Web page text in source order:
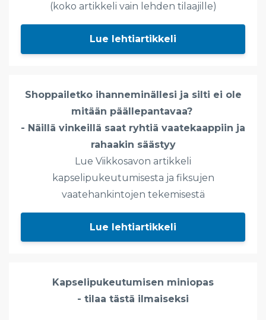
(koko artikkeli vain lehden tilaajille)
Lue lehtiartikkeli
Shoppailetko ihanneminällesi ja silti ei ole
mitään päällepantavaa?
- Näillä vinkeillä saat ryhtiä vaatekaappiin ja
rahaakin säästyy
Lue Viikkosavon artikkeli
kapselipukeutumisesta ja fiksujen
vaatehankintojen tekemisestä
Lue lehtiartikkeli
Kapselipukeutumisen miniopas
- tilaa tästä ilmaiseksi